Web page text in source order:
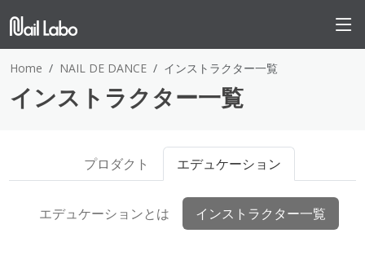
Home NAIL DE DANCE インストラクター一覧
インストラクター一覧
プロダクト エデュケーション
エデュケーションとは インストラクター一覧